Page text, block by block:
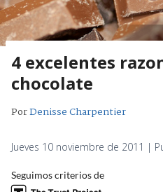
4 excelentes
chocolate
PorDenisse Charpentier
Jueves 10 noviembre de 2011 |
Seguimos criterios de